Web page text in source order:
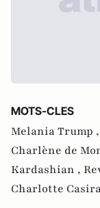
MOTS-CLES
Melania Trump ,
Charlène de
Kardashian ,
Charlotte